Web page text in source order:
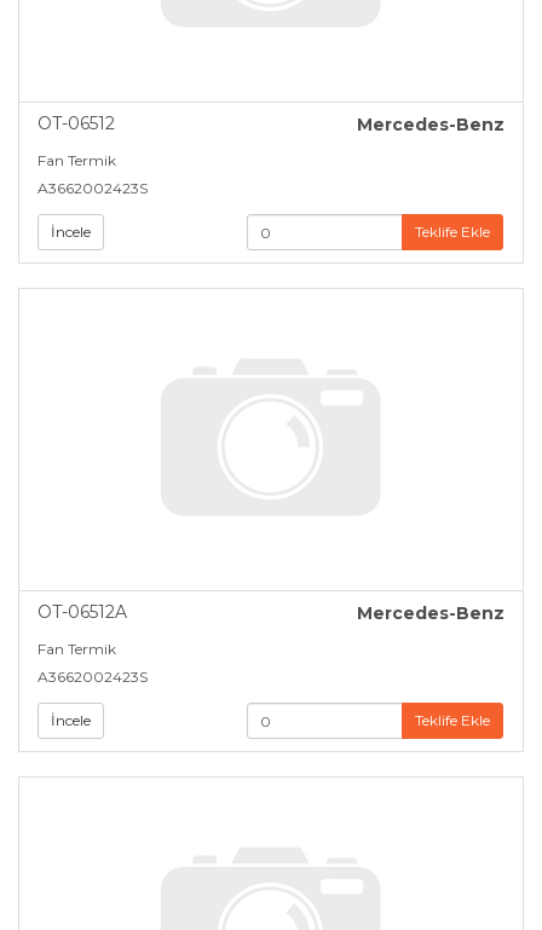
OT-06512 Mercedes-Benz
Fan Termik
A3662002423S
İncele Teklife Ekle
OT-06512A Mercedes-Benz
Fan Termik
A3662002423S
İncele Teklife Ekle